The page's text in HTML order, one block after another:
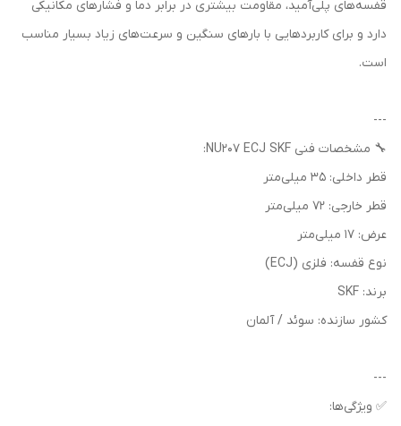
قفسه‌های پلی‌آمید، مقاومت بیشتری در برابر دما و فشارهای مکانیکی
دارد و برای کاربردهایی با بارهای سنگین و سرعت‌های زیاد بسیار مناسب
است.
---
🔧 مشخصات فنی NU207 ECJ SKF:
قطر داخلی: 35 میلی‌متر
قطر خارجی: 72 میلی‌متر
عرض: 17 میلی‌متر
نوع قفسه: فلزی (ECJ)
برند: SKF
کشور سازنده: سوئد / آلمان
---
✅ ویژگی‌ها: